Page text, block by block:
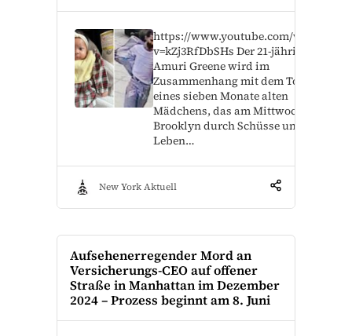
https://www.youtube.com/watch?
v=kZj3RfDbSHs Der 21-jährige
Amuri Greene wird im
Zusammenhang mit dem Tod
eines sieben Monate alten
Mädchens, das am Mittwoch in
Brooklyn durch Schüsse ums
Leben…
New York Aktuell
Aufsehenerregender Mord an
Versicherungs-CEO auf offener
Straße in Manhattan im Dezember
2024 – Prozess beginnt am 8. Juni